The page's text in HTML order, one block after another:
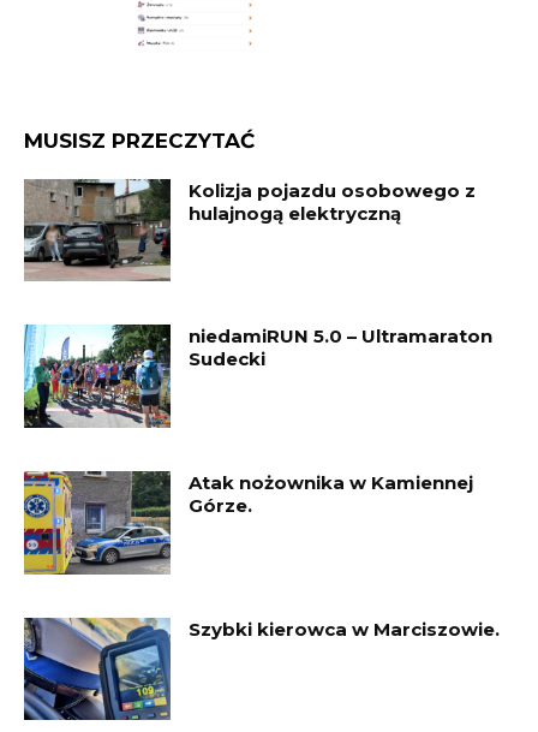
MUSISZ PRZECZYTAĆ
Kolizja pojazdu osobowego z
hulajnogą elektryczną
niedamiRUN 5.0 – Ultramaraton
Sudecki
Atak nożownika w Kamiennej
Górze.
Szybki kierowca w Marciszowie.